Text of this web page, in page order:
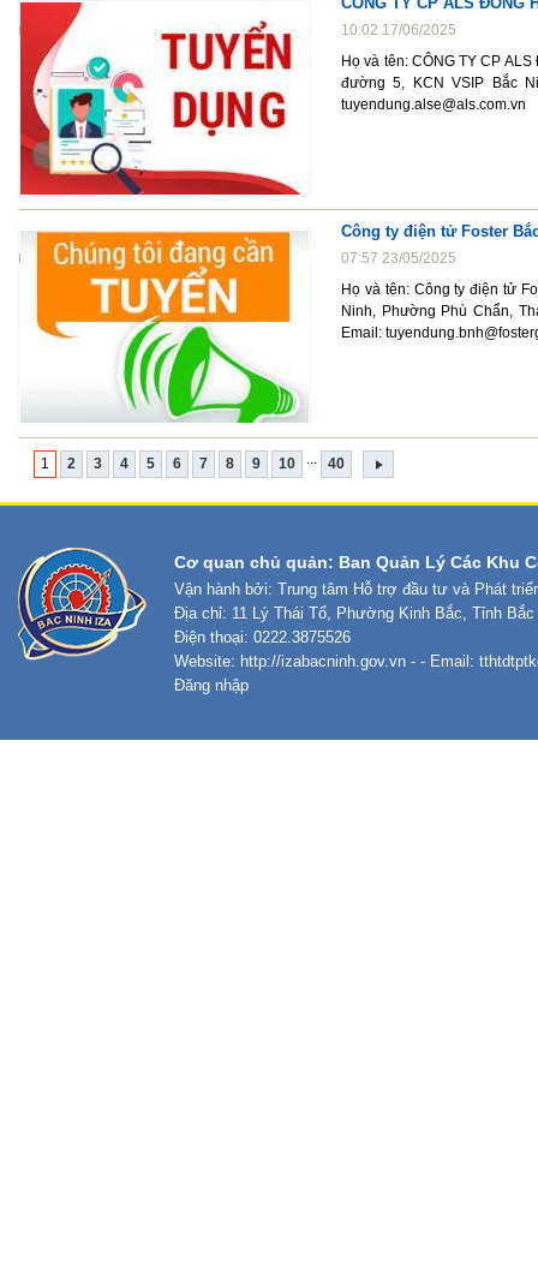
10:02 17/06/2025
Họ và tên: CÔNG TY CP
đường 5, KCN VSIP Bắc
tuyendung.alse@als.com.vn
Công ty điện tử Foster
07:57 23/05/2025
Họ và tên: Công ty điện tử
Ninh, Phường Phù Chẩn,
Email:
1 2 3 4 5 6 7 8 9 10 ... 40
Cơ quan chủ quản: Ban Quản Lý Các Khu
Vận hành bởi: Trung tâm Hỗ trợ đầu tư và Phát
Địa chỉ: 11 Lý Thái Tổ, Phường Kinh Bắc, Tỉnh Bắc
Điện thoại: 0222.3875526
Website: http://izabacninh.gov.vn - - Email:
Đăng nhập